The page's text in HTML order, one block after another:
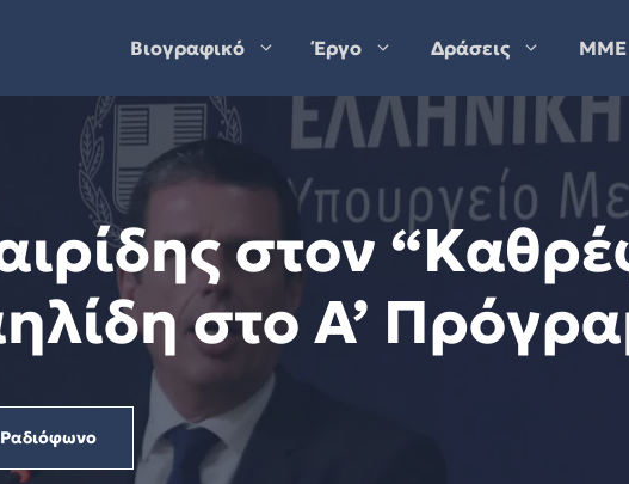
Βιογραφικό Έργο Δράσεις ΜΜΕ
στον
στο Α’
Ραδιόφωνο